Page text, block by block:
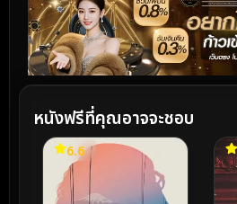
หนังฟรีที่คุณอาจจะชอบ
6.6